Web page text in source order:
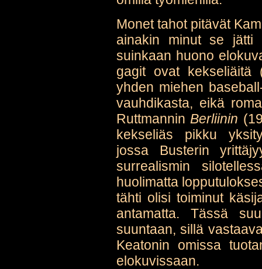
Monet tahot pitävät
ainakin minut se jätti
suinkaan huono
gagit ovat kekseliäitä
yhden miehen
vauhdikasta, eikä
Ruttmannin Berliinin
kekseliäs pikku
jossa Busterin
surrealismin
huolimatta
tähti olisi toiminut
antamatta. Tässä
suuntaan, sillä
Keatonin omissa
elokuvissaan.